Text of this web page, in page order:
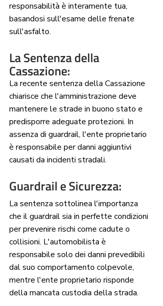
responsabilità è interamente tua,
basandosi sull'esame delle frenate
sull'asfalto.
La Sentenza della
Cassazione:
La recente sentenza della Cassazione
chiarisce che l'amministrazione deve
mantenere le strade in buono stato e
predisporre adeguate protezioni. In
assenza di guardrail, l'ente proprietario
è responsabile per danni aggiuntivi
causati da incidenti stradali.
Guardrail e Sicurezza:
La sentenza sottolinea l'importanza
che il guardrail sia in perfette condizioni
per prevenire rischi come cadute o
collisioni. L'automobilista è
responsabile solo dei danni prevedibili
dal suo comportamento colpevole,
mentre l'ente proprietario risponde
della mancata custodia della strada.